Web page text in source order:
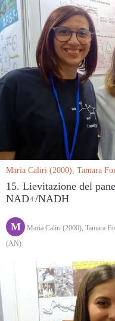
Maria Caliri (2000), Tamara
15. Lievitazione del
NAD+/NADH
M
Maria Caliri (2000), Tamara
(AN)